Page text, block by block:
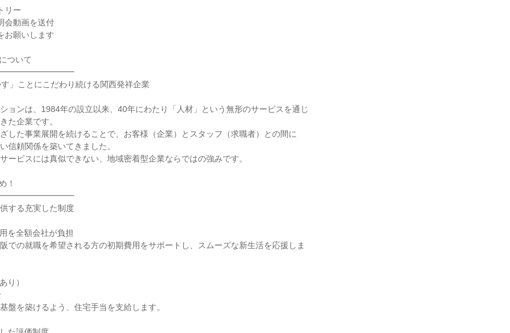
リー
会動画を送付
お願いします
ついて
」ことにこだわり続ける関西発祥企業
ョンは、1984年の設立以来、40年にわたり「人材」という無形のサービスを通じ
た企業です。
した事業展開を続けることで、お客様（企業）とスタッフ（求職者）との間に
信頼関係を築いてきました。
ービスには真似できない、地域密着型企業ならではの強みです。
！
する充実した制度
を全額会社が負担
での就職を希望される方の初期費用をサポートし、スムーズな新生活を応援しま
り）
盤を築けるよう、住宅手当を支給します。